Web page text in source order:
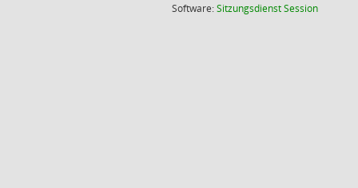
Software:SitzungsdienstSession(Wird in